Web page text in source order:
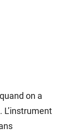
on a
L’instrument